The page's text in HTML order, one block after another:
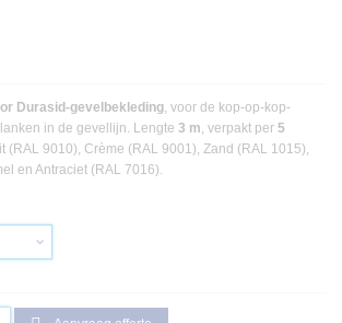
Durasid-gevelbekleding , voor de kop-op-kop-
in de gevellijn. Lengte 3 m , verpakt per 5
(RAL 9010), Crème (RAL 9001), Zand (RAL 1015),
en Antraciet (RAL 7016).